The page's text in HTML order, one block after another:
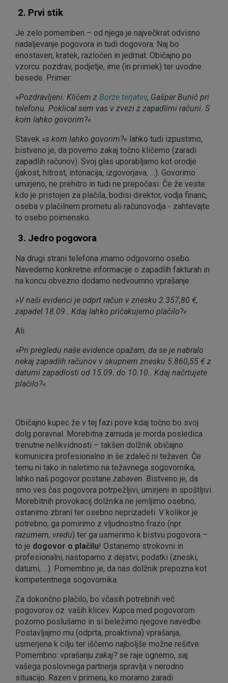
2. Prvi stik
Je zelo pomemben – od njega je največkrat odvisno
nadaljevanje pogovora in tudi dogovora. Naj bo
enostaven, kratek, razločen in jedrnat. Običajno po
vzorcu: pozdrav, podjetje, ime (in priimek) ter uvodne
besede. Primer:
»Pozdravljeni. Kličem z Borze terjatev, Gašper Bunič pri
telefonu. Poklical sem vas v zvezi z zapadlimi računi. S
kom lahko govorim?«
Stavek »s kom lahko govorim?« lahko tudi izpustimo,
bistveno je, da povemo zakaj točno kličemo (zaradi
zapadlih računov). Svoj glas uporabljamo kot orodje
(jakost, hitrost, intonacija, izgovorjava, …). Govorimo
umirjeno, ne prehitro in tudi ne prepočasi. Če že veste
kdo je pristojen za plačila, bodisi direktor, vodja financ,
oseba v plačilnem prometu ali računovodja - zahtevajte
to osebo poimensko.
3. Jedro pogovora
Na drugi strani telefona imamo odgovorno osebo.
Navedemo konkretne informacije o zapadlih fakturah in
na koncu obvezno dodamo nedvoumno vprašanje:
»V naši evidenci je odprt račun v znesku 2.357,80 €,
zapadel 18.09.. Kdaj lahko pričakujemo plačilo?«
Ali
»Pri pregledu naše evidence opažam, da se je nabralo
nekaj zapadlih računov v skupnem znesku 5.860,55 € z
datumi zapadlosti od 15.09. do 10.10.. Kdaj načrtujete
plačilo?«
Običajno kupec že v tej fazi pove kdaj točno bo svoj
dolg poravnal. Morebitna zamuda je morda posledica
trenutne nelikvidnosti – takšen dolžnik običajno
komunicira profesionalno in še zdaleč ni težaven. Če
temu ni tako in naletimo na težavnega sogovornika,
lahko naš pogovor postane zabaven. Bistveno je, da
smo ves čas pogovora potrpežljivi, umirjeni in spoštljivi.
Morebitnih provokacij dolžnika ne jemljimo osebno,
ostanimo zbrani ter osebno neprizadeti. V kolikor je
potrebno, ga pomirimo z vljudnostno frazo (npr.
razumem, vredu) ter ga usmerimo k bistvu pogovora –
to je dogovor o plačilu! Ostanemo strokovni in
profesionalni, nastopamo z dejstvi, podatki (zneski,
datumi, …). Pomembno je, da nas dolžnik prepozna kot
kompetentnega sogovornika.
Za dokončno plačilo, bo včasih potrebnih več
pogovorov oz. vaših klicev. Kupca med pogovorom
pozorno poslušamo in si beležimo njegove navedbe.
Postavljajmo mu (odprta, proaktivna) vprašanja,
usmerjena k cilju ter iščemo najboljše možne rešitve.
Pomembno: vprašanju zakaj?se raje ognemo, saj
vašega poslovnega partnerja spravlja v nerodno
situacijo. Razen v primeru, ko moramo zaradi